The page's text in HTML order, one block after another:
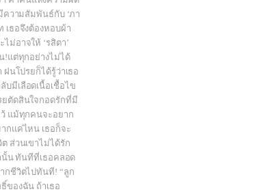
ความสัมพันธ์กับ ‘ภา
เธอจึงต้องหอบผ้า
ม่อาจให้ ‘รสิตา’
!แต่ทุกอย่างไม่ได้
ฝนโปรยก็ได้รู้ว่าเธอ
บมีเลือดเนื้อเชื้อไข
ยตัดสินใจกอดรักที่มี
ว้ แม้ทุกคนจะอยาก
กแค่ไหน เธอก็จะ
ส่วนเขาไม่ได้รัก
นั้น ทันทีที่เธอคลอด
กชีวิตไปทันที! “ลูก
ของฉัน ถ้าเธอ